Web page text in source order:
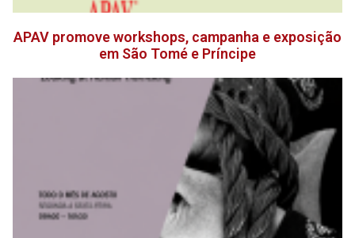
APAV promove workshops, campanha e exposição
em São Tomé e Príncipe